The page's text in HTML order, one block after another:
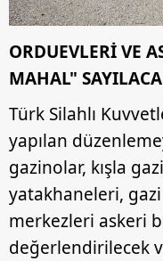
ORDUEVLERİ VE
MAHAL"
Türk Silahlı
yapılan
gazinolar, kışla
yatakhaneleri,
merkezleri askeri
değerlendirilecek